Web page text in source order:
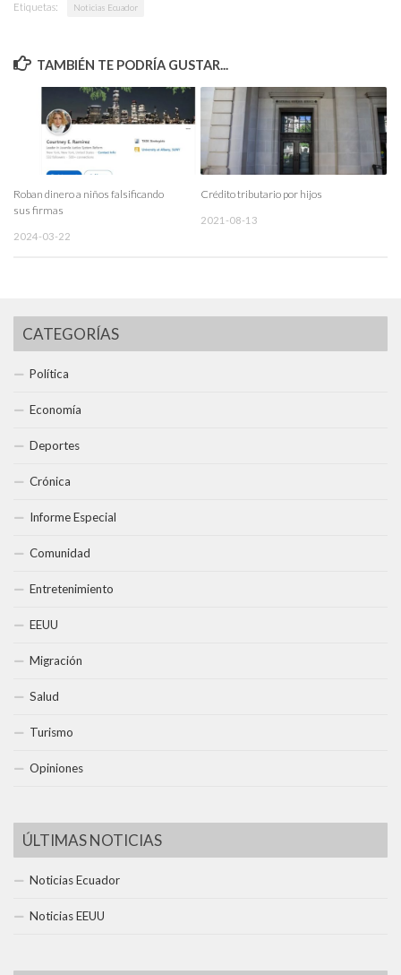
Etiquetas: Noticias Ecuador
TAMBIÉN TE PODRÍA GUSTAR...
Roban dinero a niños falsificando
sus firmas
2024-03-22
Crédito tributario por hijos
2021-08-13
CATEGORÍAS
Política
Economía
Deportes
Crónica
Informe Especial
Comunidad
Entretenimiento
EEUU
Migración
Salud
Turismo
Opiniones
ÚLTIMAS NOTICIAS
Noticias Ecuador
Noticias EEUU